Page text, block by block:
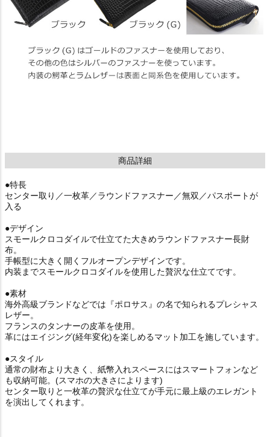
商品詳細
●特長
センター取り／一枚革／ラウンドファスナー／無双／パスポートが
入る
●デザイン
スモールクロコダイルで仕立てた大きめラウンドファスナー長財
布。
手帳型に大きく開くフルオープンデザインです。
内装までスモールクロコダイルを使用した贅沢な仕立てです。
●素材
海外高級ブランドなどでは『ポロサス』の名で知られるプレシャス
レザー。
フランスのタンナーの皮革を使用。
革にはエイジング(経年変化)を楽しめるマット加工を施しています。
●スタイル
通常の財布より大きく、紙幣入れスペースにはスマートフォンなど
も収納可能。(スマホの大きさによります)
センター取りと一枚革の贅沢な仕立てが手元に最上級のエレガント
を演出してくれます。